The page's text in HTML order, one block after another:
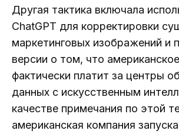
Другая тактика включала
ChatGPT для корректировки
маркетинговых изображений и
версии о том, что
фактически платит за центры
данных с искусственным
качестве примечания по этой
американская компания